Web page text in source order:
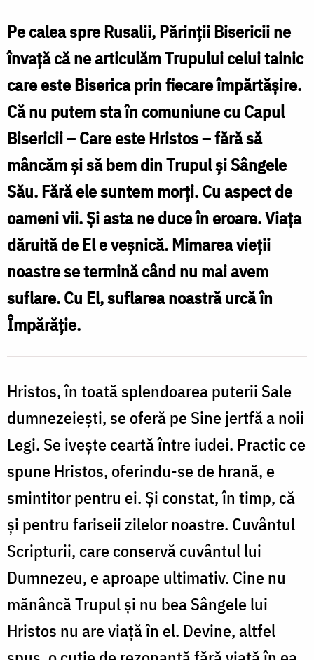
Trupul
Meu
și
nu
veți
bea
Sângele
Meu,
nu
avea
viață
în
voi
(Ioan
54)
/
Foto:
Oana
Nechifor
Pe calea spre Rusalii, Părinții Bisericii ne
învață că ne articulăm Trupului celui tainic
care este Biserica prin fiecare împărtășire.
Că nu putem sta în comuniune cu Capul
Bisericii – Care este Hristos – fără să
mâncăm și să bem din Trupul și Sângele
Său. Fără ele suntem morți. Cu aspect de
oameni vii. Și asta ne duce în eroare. Viața
dăruită de El e veșnică. Mimarea vieții
noastre se termină când nu mai avem
suflare. Cu El, suflarea noastră urcă în
Împărăție.
Hristos, în toată splendoarea puterii Sale
dumnezeiești, se oferă pe Sine jertfă a noii
Legi. Se ivește ceartă între iudei. Practic ce
spune Hristos, oferindu-se de hrană, e
smintitor pentru ei. Și constat, în timp, că
și pentru fariseii zilelor noastre. Cuvântul
Scripturii, care conservă cuvântul lui
Dumnezeu, e aproape ultimativ. Cine nu
mănâncă Trupul și nu bea Sângele lui
Hristos nu are viață în el. Devine, altfel